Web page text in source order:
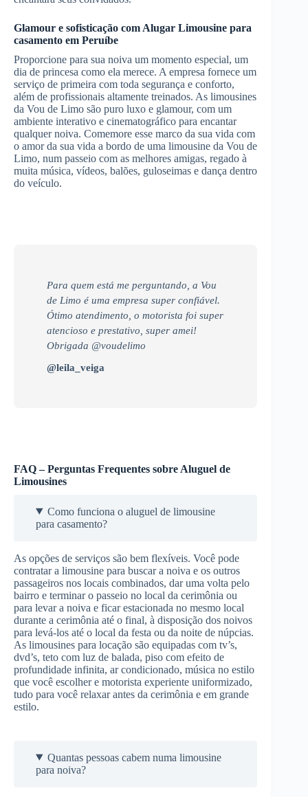
Glamour e sofisticação com Alugar Limousine para
casamento em Peruíbe
Proporcione para sua noiva um momento especial, um
dia de princesa como ela merece. A empresa fornece um
serviço de primeira com toda segurança e conforto,
além de profissionais altamente treinados. As limousines
da Vou de Limo são puro luxo e glamour, com um
ambiente interativo e cinematográfico para encantar
qualquer noiva. Comemore esse marco da sua vida com
o amor da sua vida a bordo de uma limousine da Vou de
Limo, num passeio com as melhores amigas, regado à
muita música, vídeos, balões, guloseimas e dança dentro
do veículo.
Para quem está me perguntando, a Vou
de Limo é uma empresa super confiável.
Ótimo atendimento, o motorista foi super
atencioso e prestativo, super amei!
Obrigada @voudelimo
@leila_veiga
FAQ – Perguntas Frequentes sobre Aluguel de
Limousines
Como funciona o aluguel de limousine
para casamento?
As opções de serviços são bem flexíveis. Você pode
contratar a limousine para buscar a noiva e os outros
passageiros nos locais combinados, dar uma volta pelo
bairro e terminar o passeio no local da cerimônia ou
para levar a noiva e ficar estacionada no mesmo local
durante a cerimônia até o final, à disposição dos noivos
para levá-los até o local da festa ou da noite de núpcias.
As limousines para locação são equipadas com tv’s,
dvd’s, teto com luz de balada, piso com efeito de
profundidade infinita, ar condicionado, música no estilo
que você escolher e motorista experiente uniformizado,
tudo para você relaxar antes da cerimônia e em grande
estilo.
Quantas pessoas cabem numa limousine
para noiva?